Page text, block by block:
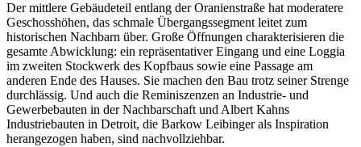
Der mittlere Gebäudeteil entlang der Oranienstraße hat moderatere
Geschosshöhen, das schmale Übergangssegment leitet zum
historischen Nachbarn über. Große Öffnungen charakterisieren die
gesamte Abwicklung: ein repräsentativer Eingang und eine Loggia
im zweiten Stockwerk des Kopfbaus sowie eine Passage am
anderen Ende des Hauses. Sie machen den Bau trotz seiner Strenge
durchlässig. Und auch die Reminiszenzen an Industrie- und
Gewerbebauten in der Nachbarschaft und Albert Kahns
Industriebauten in Detroit, die Barkow Leibinger als Inspiration
herangezogen haben, sind nachvollziehbar.